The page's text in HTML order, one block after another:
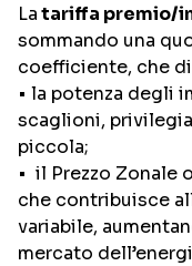
Latariffa premio/
sommando una
coefficiente, che
• la potenza degli
scaglioni,
piccola;
• il Prezzo Zonale
che contribuisce
variabile,
mercato